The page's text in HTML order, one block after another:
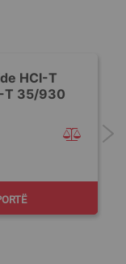
HCI-T
T 35/930